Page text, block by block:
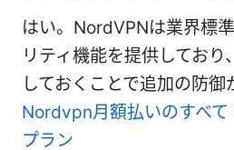
はい。NordVPNは業界標
リティ機能を提供してお
しておくことで追加の防御
Nordvpn月額払いのすべて
プラン